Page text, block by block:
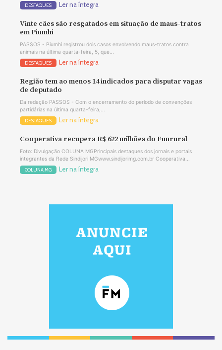
DESTAQUES Ler na íntegra
Vinte cães são resgatados em situação de maus-tratos
em Piumhi
PASSOS - Piumhi registrou dois casos envolvendo maus-tratos contra
animais na última quarta-feira, 5, que...
DESTAQUES Ler na íntegra
Região tem ao menos 14 indicados para disputar vagas
de deputado
Da redação PASSOS - Com o encerramento do período de convenções
partidárias na última quarta-feira,...
DESTAQUES Ler na íntegra
Cooperativa recupera R$ 622 milhões do Funrural
Foto: Divulgação COLUNA MGPrincipais destaques dos jornais e portais
integrantes da Rede Sindijori MGwww.sindijorimg.com.br Cooperativa...
COLUNA MG Ler na íntegra